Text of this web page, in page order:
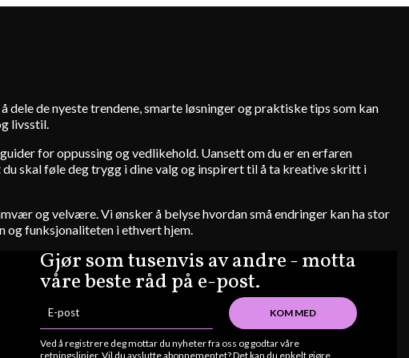
Gjør som tusenvis av andre - motta
våre beste råd på e-post.
KOM MED
Ved å registrere deg mottar du nyheter fra oss og godtar våre
retningslinjer. Vil du avslutte abonnementet? Det kan du enkelt gjøre.
de nyeste trendene, smarte løsninger og praktiske tips som kan
livsstil.
for oppussing og vedlikehold. Uansett om du er en erfaren
skal føle deg trygg i dine valg og inspirert til å ta kreative skritt i
og velvære. Vi ønsker å belyse hvordan små endringer kan ha stor
og funksjonaliteten i ethvert hjem.